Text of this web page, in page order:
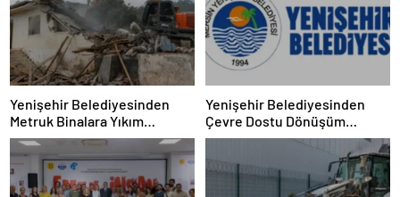
Yenişehir Belediyesinden
Metruk Binalara Yıkım
Operasyonu
Yenişehir Belediyesinden
Çevre Dostu Dönüşüm
Projesi